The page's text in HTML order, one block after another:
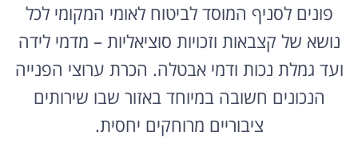
פונים לסניף המוסד לביטוח לאומי המקומי לכל
נושא של קצבאות וזכויות סוציאליות – מדמי לידה
ועד גמלת נכות ודמי אבטלה. הכרת ערוצי הפנייה
הנכונים חשובה במיוחד באזור שבו שירותים
ציבוריים מרוחקים יחסית.